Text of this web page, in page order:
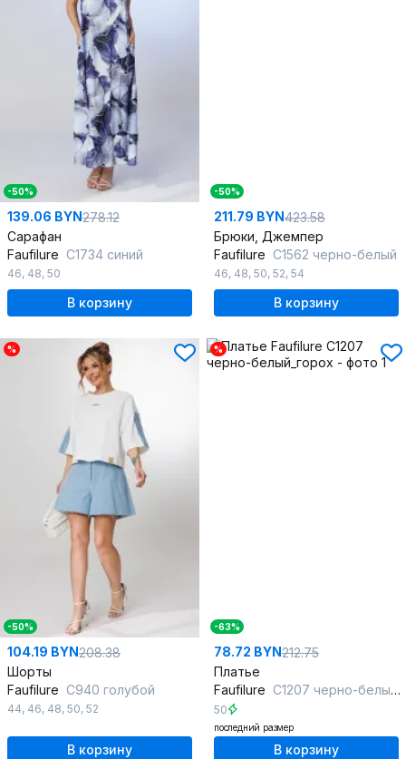
-50%
139.06 BYN278.12
Сарафан
Faufilure C1734 синий
46, 48, 50
В корзину
-50%
211.79 BYN423.58
Брюки, Джемпер
Faufilure С1562 черно-белый
46, 48, 50, 52, 54
В корзину
%
-50%
104.19 BYN208.38
Шорты
Faufilure C940 голубой
44, 46, 48, 50, 52
В корзину
%
-63%
78.72 BYN212.75
Платье
Faufilure С1207 черно-белый_горох
50
последний размер
В корзину